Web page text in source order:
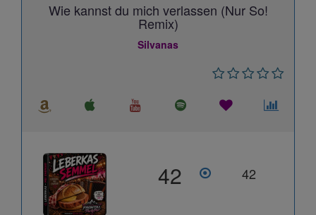
Wie kannst du mich verlassen (Nur So!
Remix)
Silvanas
42 42